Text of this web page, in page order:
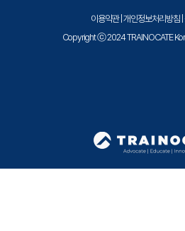
이용약관| 개인정보처리방침
Copyright ⓒ 2024 TRAINOCATE